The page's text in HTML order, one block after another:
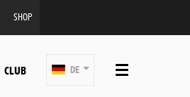
SHOP
CLUB DE